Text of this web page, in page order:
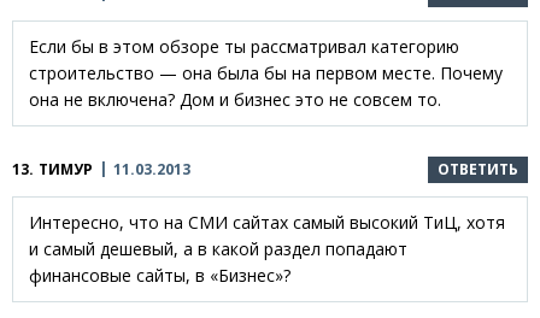
Если бы в этом обзоре ты рассматривал категорию
строительство — она была бы на первом месте. Почему
она не включена? Дом и бизнес это не совсем то.
13. ТИМУР 11.03.2013 ОТВЕТИТЬ
Интересно, что на СМИ сайтах самый высокий ТиЦ, хотя
и самый дешевый, а в какой раздел попадают
финансовые сайты, в «Бизнес»?